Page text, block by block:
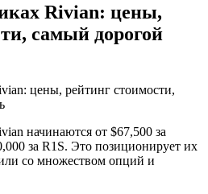
Rivian: цены,
самый дорогой
начинаются от $67,500 за
за R1S. Это позиционирует их
со множеством опций и